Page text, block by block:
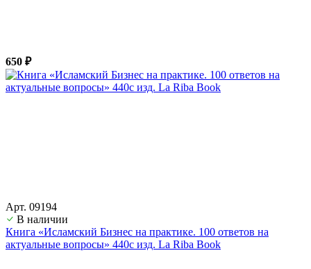
650 ₽
Арт. 09194
В наличии
Книга «Исламский Бизнес на практике. 100 ответов на
актуальные вопросы» 440с изд. La Riba Book